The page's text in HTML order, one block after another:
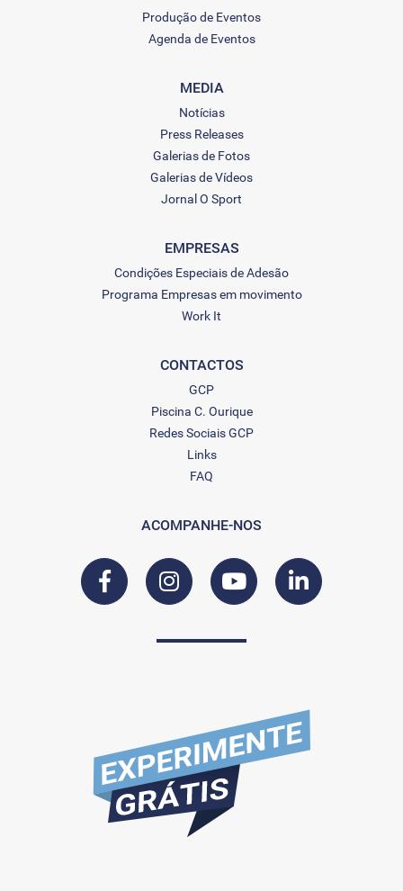
Produção de Eventos
Agenda de Eventos
MEDIA
Notícias
Press Releases
Galerias de Fotos
Galerias de Vídeos
Jornal O Sport
EMPRESAS
Condições Especiais de Adesão
Programa Empresas em movimento
Work It
CONTACTOS
GCP
Piscina C. Ourique
Redes Sociais GCP
Links
FAQ
ACOMPANHE-NOS